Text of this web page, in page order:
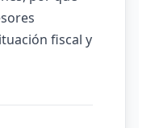
fiscal y